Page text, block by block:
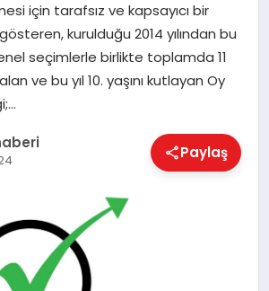
için tarafsız ve kapsayıcı bir
kurulduğu 2014 yılından bu
seçimlerle birlikte toplamda 11
ve bu yıl 10. yaşını kutlayan Oy
Paylaş